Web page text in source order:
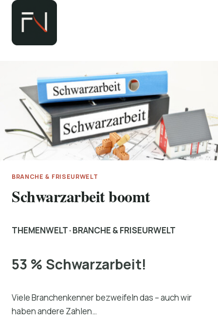
Zum
springen
BRANCHE & FRISEURWELT
Schwarzarbeit boomt
THEMENWELT · BRANCHE & FRISEURWELT
53 % Schwarzarbeit!
Viele Branchenkenner bezweifeln das – auch wir
haben andere Zahlen…